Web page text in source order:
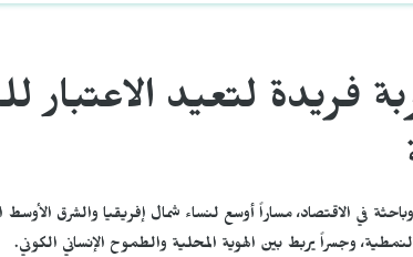
فريدة لتعيد الاعتبار
في الاقتصاد، مساراً أوسع لنساء شمال إفريقيا والشرق
وجسراً يربط بين الهوية المحلية والطموح الإنساني الكوني.